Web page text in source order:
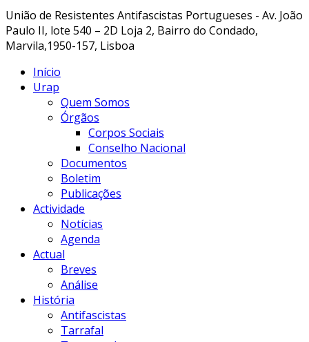
União de Resistentes Antifascistas Portugueses - Av. João
Paulo II, lote 540 – 2D Loja 2, Bairro do Condado,
Marvila,1950-157, Lisboa
Início
Urap
Quem Somos
Órgãos
Corpos Sociais
Conselho Nacional
Documentos
Boletim
Publicações
Actividade
Notícias
Agenda
Actual
Breves
Análise
História
Antifascistas
Tarrafal